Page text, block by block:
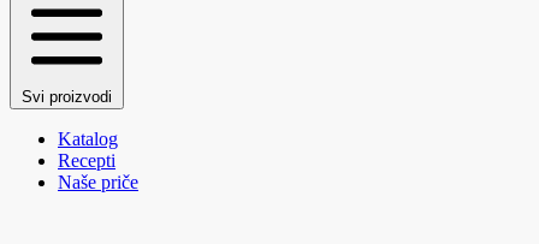
Svi proizvodi
Katalog
Recepti
Naše priče